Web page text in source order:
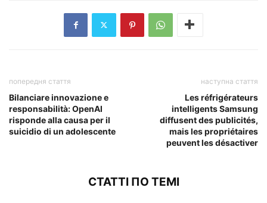
попередня стаття
Bilanciare innovazione e
responsabilità: OpenAI
risponde alla causa per il
suicidio di un adolescente
наступна стаття
Les réfrigérateurs
intelligents Samsung
diffusent des publicités,
mais les propriétaires
peuvent les désactiver
СТАТТІ ПО ТЕМІ